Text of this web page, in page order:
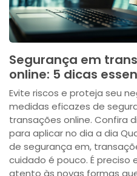
Segurança em
online: 5 dicas
Evite riscos e proteja seu
medidas eficazes de
transações online. Confira
para aplicar no dia a dia
de segurança em,
cuidado é pouco. É preciso
atento às novas formas